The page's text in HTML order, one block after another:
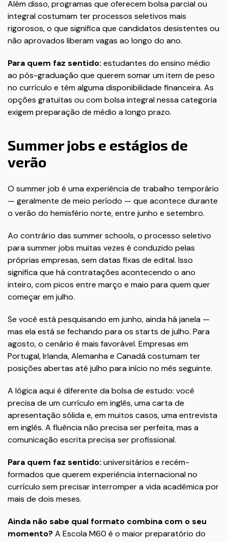
Além disso, programas que oferecem bolsa parcial ou
integral costumam ter processos seletivos mais
rigorosos, o que significa que candidatos desistentes ou
não aprovados liberam vagas ao longo do ano.
Para quem faz sentido: estudantes do ensino médio
ao pós-graduação que querem somar um item de peso
no currículo e têm alguma disponibilidade financeira. As
opções gratuitas ou com bolsa integral nessa categoria
exigem preparação de médio a longo prazo.
Summer jobs e estágios de
verão
O summer job é uma experiência de trabalho temporário
— geralmente de meio período — que acontece durante
o verão do hemisfério norte, entre junho e setembro.
Ao contrário das summer schools, o processo seletivo
para summer jobs muitas vezes é conduzido pelas
próprias empresas, sem datas fixas de edital. Isso
significa que há contratações acontecendo o ano
inteiro, com picos entre março e maio para quem quer
começar em julho.
Se você está pesquisando em junho, ainda há janela —
mas ela está se fechando para os starts de julho. Para
agosto, o cenário é mais favorável. Empresas em
Portugal, Irlanda, Alemanha e Canadá costumam ter
posições abertas até julho para início no mês seguinte.
A lógica aqui é diferente da bolsa de estudo: você
precisa de um currículo em inglês, uma carta de
apresentação sólida e, em muitos casos, uma entrevista
em inglês. A fluência não precisa ser perfeita, mas a
comunicação escrita precisa ser profissional.
Para quem faz sentido: universitários e recém-
formados que querem experiência internacional no
currículo sem precisar interromper a vida acadêmica por
mais de dois meses.
Ainda não sabe qual formato combina com o seu
momento? A Escola M60 é o maior preparatório do